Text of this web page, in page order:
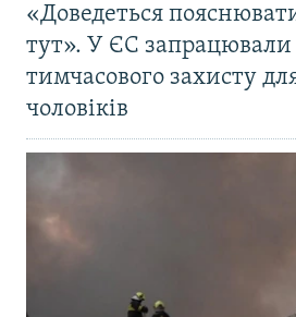
«Доведеться
тут». У ЄС запрацювали
тимчасового захисту
чоловіків